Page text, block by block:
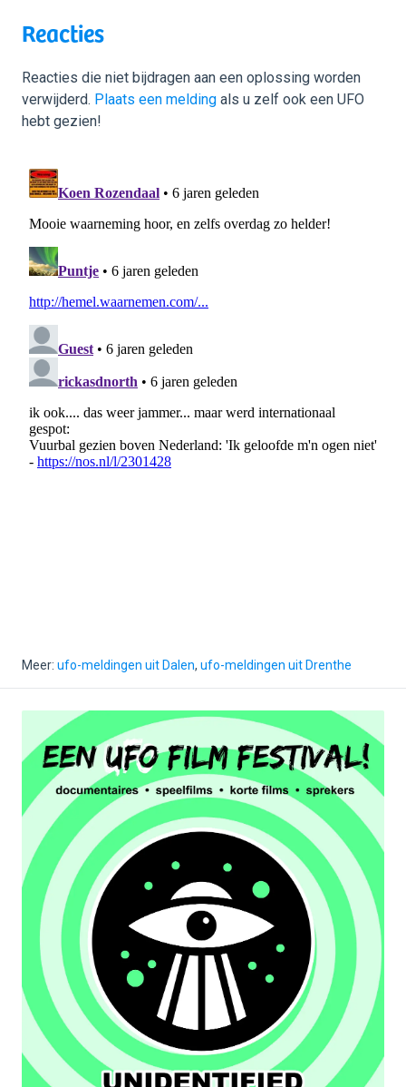
Reacties
Reacties die niet bijdragen aan een oplossing worden
verwijderd. Plaats een melding als u zelf ook een UFO
hebt gezien!
Meer: ufo-meldingen uit Dalen, ufo-meldingen uit Drenthe